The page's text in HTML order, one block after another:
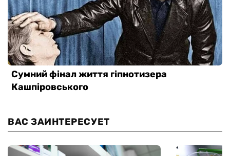
ВАС ЗАИНТЕРЕСУЕТ